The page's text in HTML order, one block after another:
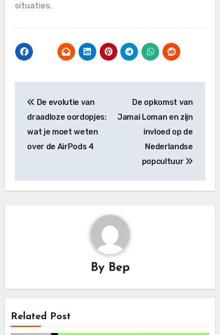
situaties.
navigation
De evolutie van
draadloze oordopjes:
wat je moet weten
over de AirPods 4
De opkomst van
Jamai Loman en zijn
invloed op de
Nederlandse
popcultuur
By Bep
Related Post